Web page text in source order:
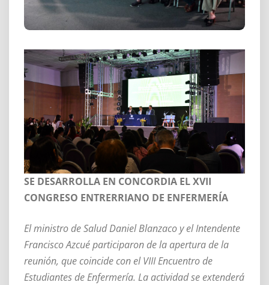
SE DESARROLLA EN CONCORDIA EL XVII
CONGRESO ENTRERRIANO DE ENFERMERÍA
El ministro de Salud Daniel Blanzaco y el Intendente
Francisco Azcué participaron de la apertura de la
reunión, que coincide con el VIII Encuentro de
Estudiantes de Enfermería. La actividad se extenderá